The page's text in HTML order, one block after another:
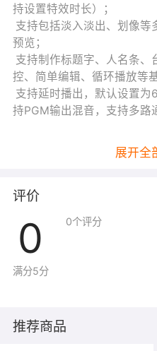
持设置特效时长）；
支持包括淡入淡出、划像等
预览；
支持制作标题字、人名条、
控、简单编辑、循环播放等
支持延时播出，默认设置
持PGM输出混音，支持多路
展开全
评价
0
满分5分
0个评分
推荐商品